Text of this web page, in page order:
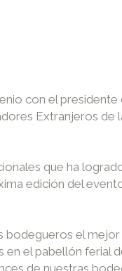
con el presidente
Extranjeros de
que ha
edición del
bodegueros el
el pabellón ferial
de nuestras